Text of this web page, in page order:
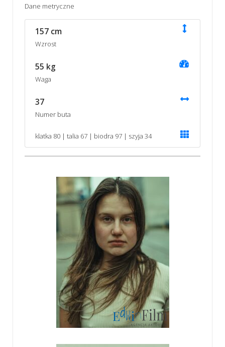
Dane metryczne
157 cm
Wzrost
55 kg
Waga
37
Numer buta
klatka 80 | talia 67 | biodra 97 | szyja 34